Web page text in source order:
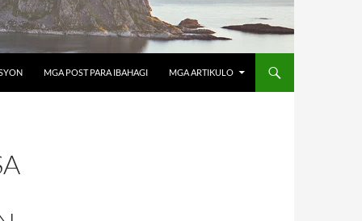
MGA POST PARA IBAHAGI MGA ARTIKULO